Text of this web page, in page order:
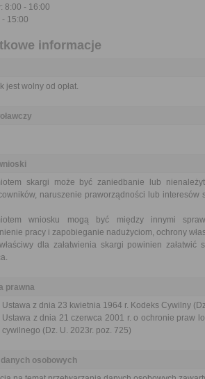
8:00 - 16:00
- 15:00
informacje
jest wolny od opłat.
skargi może być zaniedbanie lub
naruszenie praworządności lub interesów
wniosku mogą być między innymi
pracy i zapobieganie nadużyciom, ochrony
dla załatwienia skargi powinien
prawna
Ustawa z dnia 23 kwietnia 1964 r. Kodeks Cywilny
Ustawa z dnia 21 czerwca 2001 r. o ochronie praw
cywilnego (Dz. U. 2023r. poz. 725)
osobowych